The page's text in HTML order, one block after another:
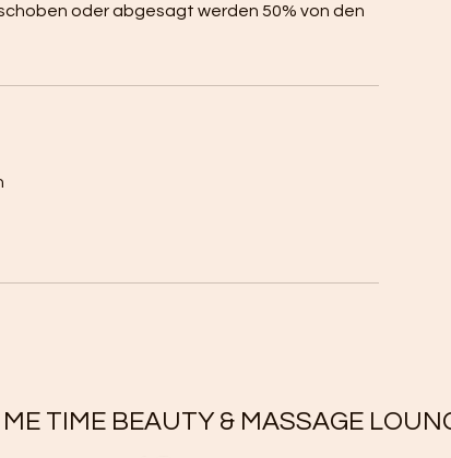
oder abgesagt werden 50% von den
ME TIME BEAUTY & MASSAGE